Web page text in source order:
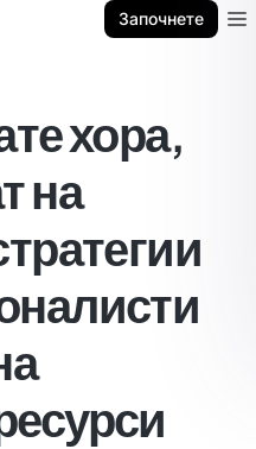
Започнете
хора,
на